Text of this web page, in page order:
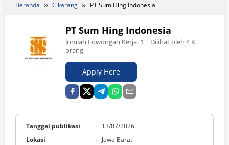
Beranda Cikarang PT Sum Hing Indonesia
PT Sum Hing Indonesia
Jumlah Lowongan Kerja: 1 | Dilihat oleh 4 K
orang
Apply Here
Tanggal publikasi :
13/07/2026
Lokasi
:
Jawa Barat